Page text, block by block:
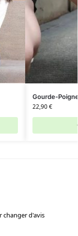
Gourde-
22,90€
changer d'avis